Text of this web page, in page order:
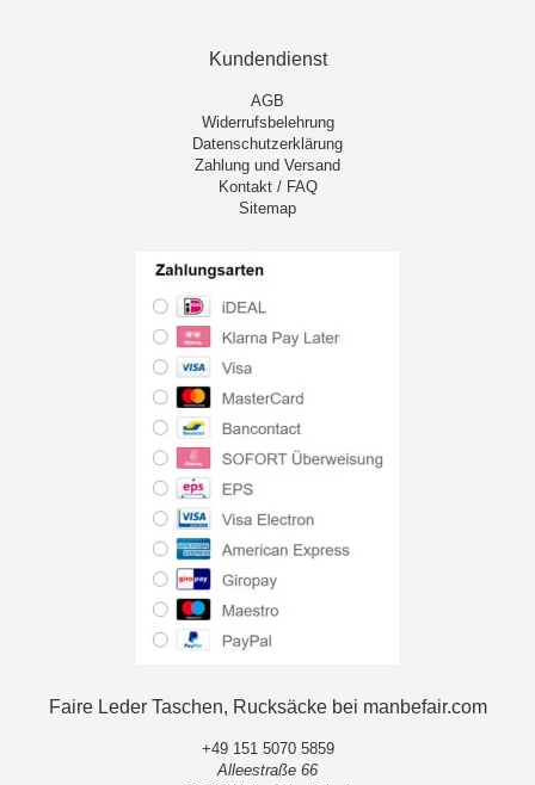
Kundendienst
AGB
Widerrufsbelehrung
Datenschutzerklärung
Zahlung und Versand
Kontakt / FAQ
Sitemap
Faire Leder Taschen, Rucksäcke bei manbefair.com
+49 151 5070 5859
Alleestraße 66